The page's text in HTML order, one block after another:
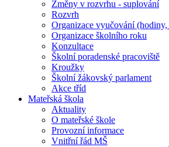
Změny v rozvrhu - suplování
Rozvrh
Organizace vyučování
Organizace školního roku
Konzultace
Školní poradenské pracoviště
Kroužky
Školní žákovský parlament
Akce tříd
Mateřská škola
Aktuality
O mateřské škole
Provozní informace
Vnitřní řád MŠ